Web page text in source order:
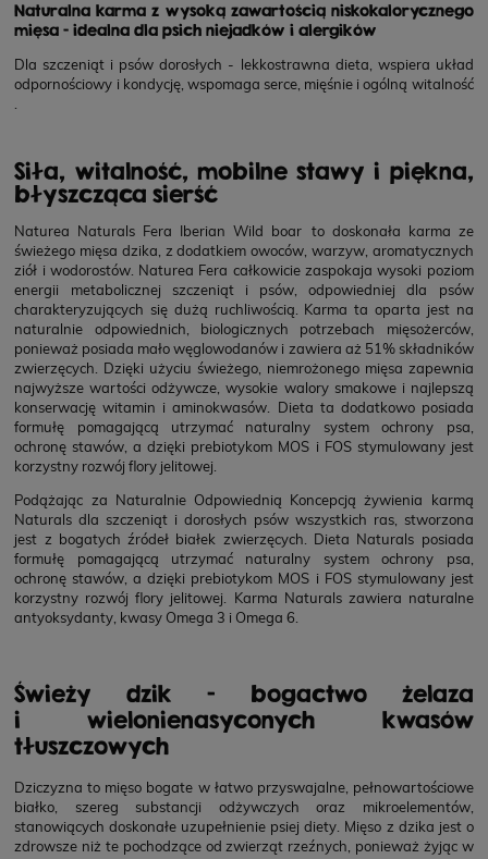
Naturalna karma z wysoką zawartością niskokalorycznego
mięsa - idealna dla psich niejadków i alergików
Dla szczeniąt i psów dorosłych - lekkostrawna dieta, wspiera układ
odpornościowy i kondycję, wspomaga serce, mięśnie i ogólną witalność
.
Siła, witalność, mobilne stawy i piękna,
błyszcząca sierść
Naturea Naturals Fera Iberian Wild boar to doskonała karma ze
świeżego mięsa dzika, z dodatkiem owoców, warzyw, aromatycznych
ziół i wodorostów. Naturea Fera całkowicie zaspokaja wysoki poziom
energii metabolicznej szczeniąt i psów, odpowiedniej dla psów
charakteryzujących się dużą ruchliwością. Karma ta oparta jest na
naturalnie odpowiednich, biologicznych potrzebach mięsożerców,
ponieważ posiada mało węglowodanów i zawiera aż 51% składników
zwierzęcych. Dzięki użyciu świeżego, niemrożonego mięsa zapewnia
najwyższe wartości odżywcze, wysokie walory smakowe i najlepszą
konserwację witamin i aminokwasów. Dieta ta dodatkowo posiada
formułę pomagającą utrzymać naturalny system ochrony psa,
ochronę stawów, a dzięki prebiotykom MOS i FOS stymulowany jest
korzystny rozwój flory jelitowej.
Podążając za Naturalnie Odpowiednią Koncepcją żywienia karmą
Naturals dla szczeniąt i dorosłych psów wszystkich ras, stworzona
jest z bogatych źródeł białek zwierzęcych. Dieta Naturals posiada
formułę pomagającą utrzymać naturalny system ochrony psa,
ochronę stawów, a dzięki prebiotykom MOS i FOS stymulowany jest
korzystny rozwój flory jelitowej. Karma Naturals zawiera naturalne
antyoksydanty, kwasy Omega 3 i Omega 6.
Świeży dzik - bogactwo żelaza
i wielonienasyconych kwasów
tłuszczowych
Dziczyzna to mięso bogate w łatwo przyswajalne, pełnowartościowe
białko, szereg substancji odżywczych oraz mikroelementów,
stanowiących doskonałe uzupełnienie psiej diety. Mięso z dzika jest o
zdrowsze niż te pochodzące od zwierząt rzeźnych, ponieważ żyjąc w